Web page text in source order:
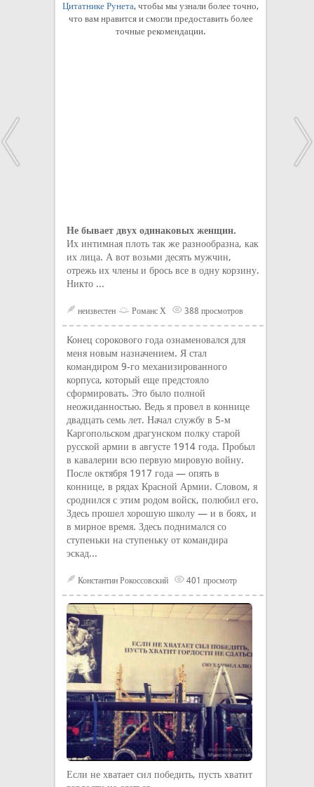
Цитатнике Рунета, чтобы мы узнали более точно,
что вам нравится и смогли предоставить более
точные рекомендации.
Не бывает двух одинаковых женщин.
Их интимная плоть так же разнообразна, как
их лица. А вот возьми десять мужчин,
отрежь их члены и брось все в одну корзину.
Никто ...
неизвестен Романс Х 388 просмотров
Конец сорокового года ознаменовался для
меня новым назначением. Я стал
командиром 9-го механизированного
корпуса, который еще предстояло
сформировать. Это было полной
неожиданностью. Ведь я провел в коннице
двадцать семь лет. Начал службу в 5-м
Каргопольском драгунском полку старой
русской армии в августе 1914 года. Пробыл
в кавалерии всю первую мировую войну.
После октября 1917 года — опять в
коннице, в рядах Красной Армии. Словом, я
сроднился с этим родом войск, полюбил его.
Здесь прошел хорошую школу — и в боях, и
в мирное время. Здесь поднимался со
ступеньки на ступеньку от командира
эскад...
Константин Рокоссовский 401 просмотр
Если не хватает сил победить, пусть хватит